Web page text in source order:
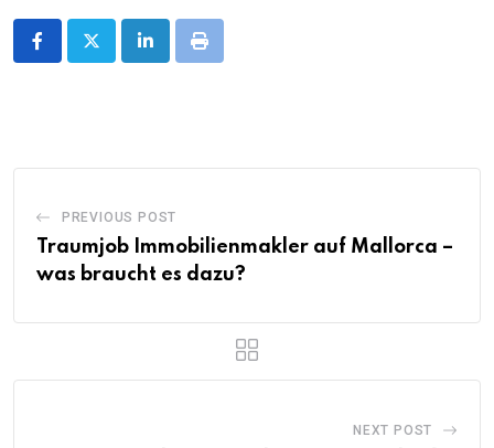
LinkedInPrint
PREVIOUS POST
Traumjob Immobilienmakler auf Mallorca –
was braucht es dazu?
NEXT POST